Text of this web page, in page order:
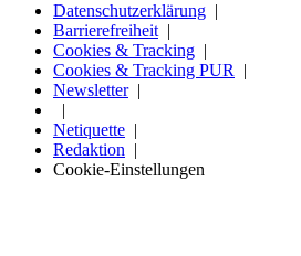
Datenschutzerklärung
Barrierefreiheit
Cookies & Tracking
Cookies & Tracking PUR
Newsletter
Netiquette
Redaktion
Cookie-Einstellungen